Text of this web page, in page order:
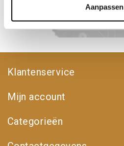
Aanpassen
Overige
Klantenservice
Mijn account
Categorieën